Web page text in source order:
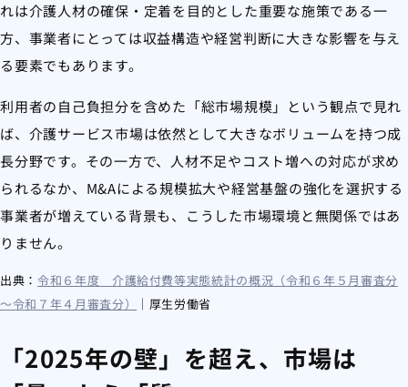
れは介護人材の確保・定着を目的とした重要な施策である一
方、事業者にとっては収益構造や経営判断に大きな影響を与え
る要素でもあります。
利用者の自己負担分を含めた「総市場規模」という観点で見れ
ば、介護サービス市場は依然として大きなボリュームを持つ成
長分野です。その一方で、人材不足やコスト増への対応が求め
られるなか、M&Aによる規模拡大や経営基盤の強化を選択する
事業者が増えている背景も、こうした市場環境と無関係ではあ
りません。
出典： 令和６年度 介護給付費等実態統計の概況（令和６年５月審査分
～令和７年４月審査分）
｜厚生労働省
「2025年の壁」を超え、市場は